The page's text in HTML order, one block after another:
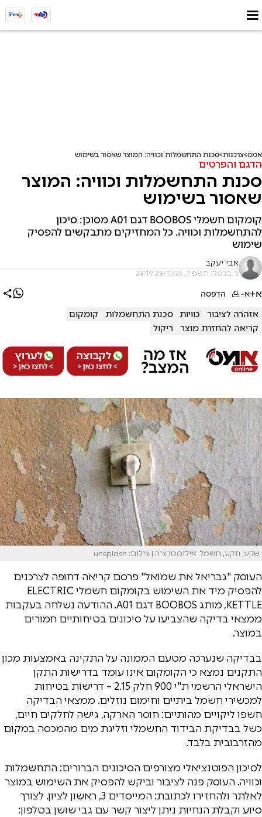
אמס צרכנות סכנת התחשמלות וכוויה: המוצר שאסור בשימוש
הדגם והפרטים
סכנת התחשמלות וכוויה: המוצר
שאסור בשימוש
קומקום חשמלי BOOBOS דגם A01 מסוכן: סיכון
להתחשמלות וכוויה. כל המחזיקים מתבקשים להפסיק
שימוש
אבי יעקב
ג' בכסלו תשפ"ו, 23/11/25 23:19
א+א- הדפסה
אזהרה לציבור כוויות סכנת התחשמלות
קומקום
קריאה להחזרת מוצר
ריקול
שקע, תקע, חשמל. אילוסטרציה | צילום: unsplash
העוסק "גבריאל את שמואל" פרסם קריאה דחופה לצרכנים
להפסיק מיד את השימוש בקומקום חשמלי ELECTRIC
KETTLE, מותג BOOBOS דגם A01. ההודעה נשלחה בעקבות
ממצאי בדיקה שהצביעו על סיכונים בטיחותיים חמורים
במוצר.
בבדיקה שנערכה מטעם הממונה על התקינה באמצעות מכון
התקנים נמצא כי הקומקום אינו עומד בדרישות התקן
הישראלי הרשמי ת"י 900 חלק 2.15 – דרישות בטיחות
למכשירי חשמל ביתיים וחימום נוזלים. ממצאי הבדיקה
חשפו ליקויים מהותיים: חוסר הארקה, גישה לחלקים חיים,
כשל בבדיקת הבידוד החשמלי וזליגת מים מהמכסה במקום
מהזרבובית בלבד.
לסיכון הפוטנציאלי מצורפים הסיכונים הברורים: התחשמלות
וכוויה. העוסק פנה לציבור וביקש להפסיק את השימוש במוצר
לאלתר ולהחזירו לכתובת: המייסדים 3, ראשון לציון. לצורך
סיוע וקבלת הנחיות ניתן ליצור קשר עם גבי שושן בטלפון: